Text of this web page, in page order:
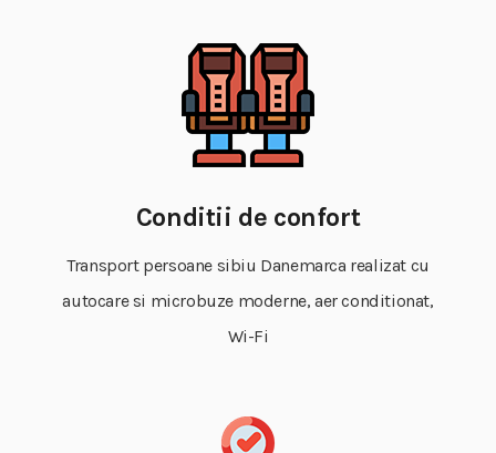
Conditii de confort
Transport persoane sibiu Danemarca realizat cu
autocare si microbuze moderne, aer conditionat,
Wi-Fi